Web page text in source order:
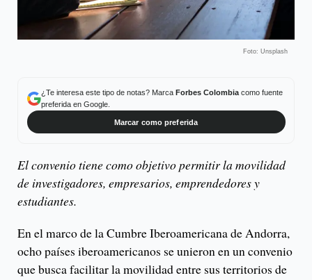
Foto: Unsplash
¿Te interesa este tipo de notas? Marca Forbes Colombiacomo fuente
preferida en Google.
Marcar como preferida
El convenio tiene como objetivo permitir la movilidad
de investigadores, empresarios, emprendedores y
estudiantes.
En el marco de la Cumbre Iberoamericana de Andorra,
ocho países iberoamericanos se unieron en un convenio
que busca facilitar la movilidad entre sus territorios de